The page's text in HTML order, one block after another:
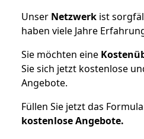
Unser Netzwerk ist
haben viele Jahre
Sie möchten eine
Sie sich jetzt kostenlose
Angebote.
Füllen Sie jetzt das
kostenloseAngebote.